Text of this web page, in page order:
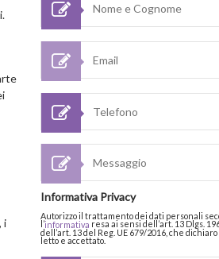
Informativa Privacy
Autorizzo il trattamento dei dati personali
l’informativa resa ai sensi dell’art. 13 Dlgs.
dell’art. 13 del Reg. UE 679/2016, che
letto e accettato.
i